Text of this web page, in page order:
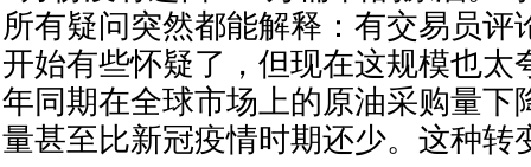
所有疑问突然都能解释：有交易员评
开始有些怀疑了，但现在这规模也太
年同期在全球市场上的原油采购量下
量甚至比新冠疫情时期还少。这种转